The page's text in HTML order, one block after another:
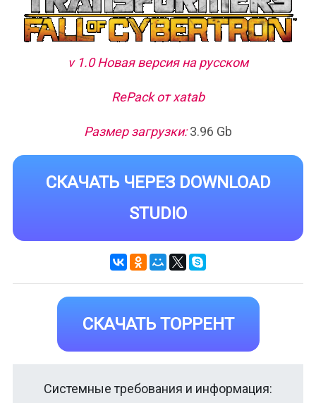
v 1.0 Новая версия на русском
RePack от xatab
Размер загрузки:3.96 Gb
СКАЧАТЬ ЧЕРЕЗ DOWNLOAD
STUDIO
СКАЧАТЬ ТОРРЕНТ
Системные требования и информация: